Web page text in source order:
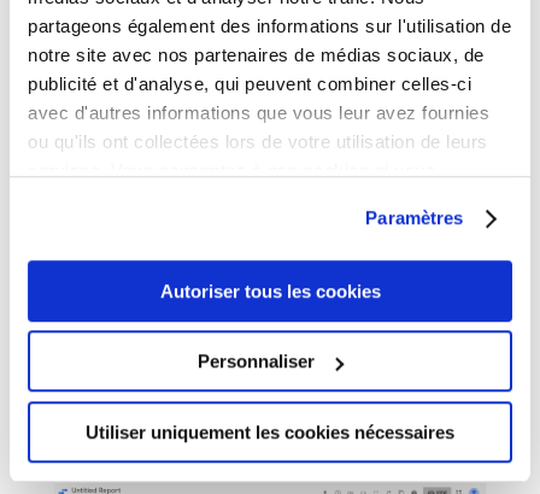
partageons également des informations sur l'utilisation de
notre site avec nos partenaires de médias sociaux, de
publicité et d'analyse, qui peuvent combiner celles-ci
avec d'autres informations que vous leur avez fournies
ou qu'ils ont collectées lors de votre utilisation de leurs
Paramètres
Autoriser tous les cookies
Personnaliser
Utiliser uniquement les cookies nécessaires
Avec vos sources ajoutées au rapport, vous pouvez
maintenant commencer à créer des graphiques.
Cliquez sur le menu déroulant Ajouter un graphique
dans la barre d’outils et sélectionnez l’option qui
visualiser: